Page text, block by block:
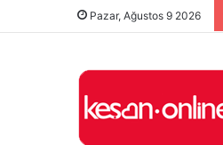
Pazar, Ağustos 9 2026